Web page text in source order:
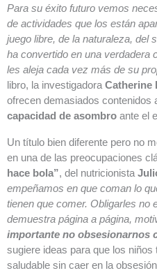
Para su éxito futuro vemos
de actividades que los están
juego libre, de la naturaleza, del
ha convertido en una verdadera
les aleja cada vez más de su
libro, la investigadora Catherine
ofrecen demasiados contenidos
capacidad de asombro ante el
Un título bien diferente pero no
en una de las preocupaciones
hace bola”, del nutricionista
empeñamos en que coman lo
tienen que comer. Obligarles no
demuestra página a página,
importante no obsesionarnos
sugiere ideas para que los niños
saludable sin caer en la